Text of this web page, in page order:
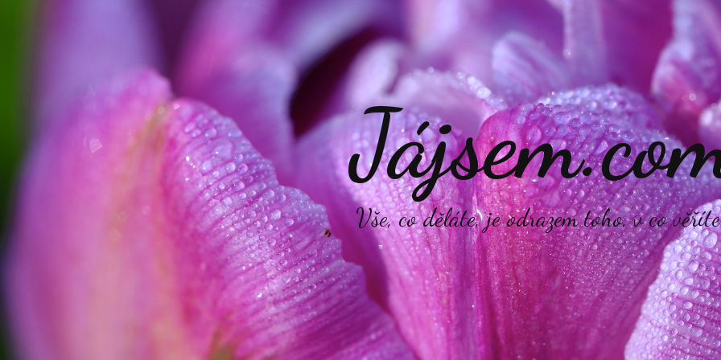
Vše, co děláte, je odrazem toho, v co